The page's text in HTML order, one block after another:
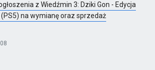
8: Launch Edition
z Wiedźmin 3: Dziki Gon - Edycja
na wymianę oraz sprzedaż